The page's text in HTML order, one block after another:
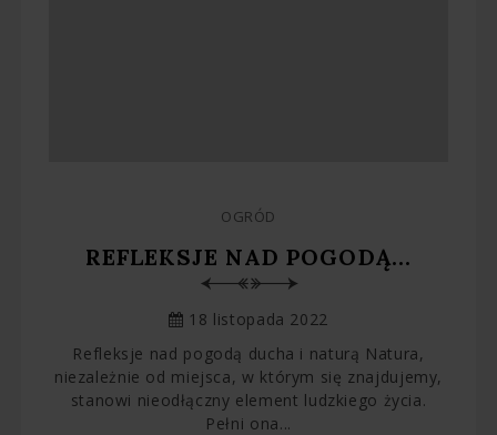
OGRÓD
REFLEKSJE NAD POGODĄ...
18 listopada 2022
Refleksje nad pogodą ducha i naturą Natura,
niezależnie od miejsca, w którym się znajdujemy,
stanowi nieodłączny element ludzkiego życia.
Pełni ona...